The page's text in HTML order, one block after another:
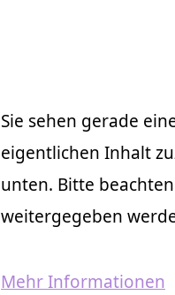
Sie sehen gerade
eigentlichen Inhalt
unten. Bitte
weitergegeben
Mehr Informationen